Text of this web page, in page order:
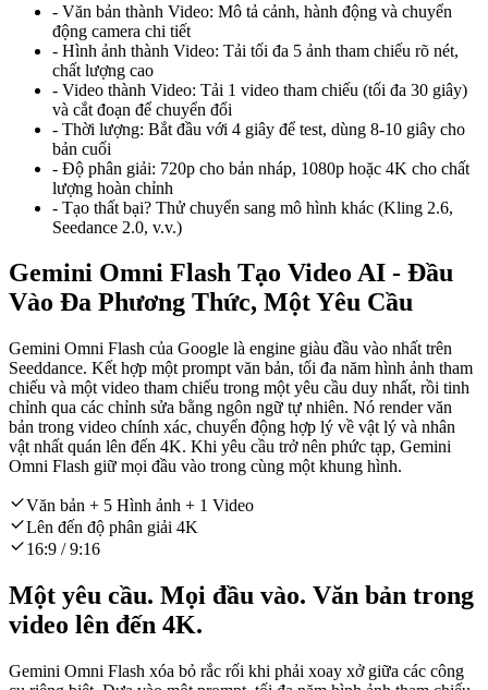
- Văn bản thành Video: Mô tả cảnh, hành động và chuyển
động camera chi tiết
- Hình ảnh thành Video: Tải tối đa 5 ảnh tham chiếu rõ nét,
chất lượng cao
- Video thành Video: Tải 1 video tham chiếu (tối đa 30 giây)
và cắt đoạn để chuyển đổi
- Thời lượng: Bắt đầu với 4 giây để test, dùng 8-10 giây cho
bản cuối
- Độ phân giải: 720p cho bản nháp, 1080p hoặc 4K cho chất
lượng hoàn chỉnh
- Tạo thất bại? Thử chuyển sang mô hình khác (Kling 2.6,
Seedance 2.0, v.v.)
Gemini Omni Flash Tạo Video AI - Đầu
Vào Đa Phương Thức, Một Yêu Cầu
Gemini Omni Flash của Google là engine giàu đầu vào nhất trên
Seeddance. Kết hợp một prompt văn bản, tối đa năm hình ảnh tham
chiếu và một video tham chiếu trong một yêu cầu duy nhất, rồi tinh
chỉnh qua các chỉnh sửa bằng ngôn ngữ tự nhiên. Nó render văn
bản trong video chính xác, chuyển động hợp lý về vật lý và nhân
vật nhất quán lên đến 4K. Khi yêu cầu trở nên phức tạp, Gemini
Omni Flash giữ mọi đầu vào trong cùng một khung hình.
Văn bản + 5 Hình ảnh + 1 Video
Lên đến độ phân giải 4K
16:9 / 9:16
Một yêu cầu. Mọi đầu vào. Văn bản trong
video lên đến 4K.
Gemini Omni Flash xóa bỏ rắc rối khi phải xoay xở giữa các công